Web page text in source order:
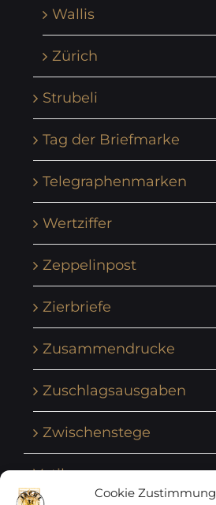
Cookie Zustimmung
Wallis
Zürich
Strubeli
Tag der Briefmarke
Telegraphenmarken
Wertziffer
Zeppelinpost
Zierbriefe
Zusammendrucke
Zuschlagsausgaben
Zwischenstege
Vatikan